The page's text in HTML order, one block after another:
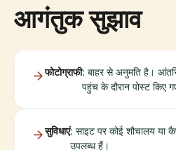
आगंतुक सुझाव
फोटोग्राफी: बाहर से अनुमति है।
पहुंच के दौरान पोस्ट किए
सुविधाएं: साइट पर कोई शौचालय या
उपलब्ध हैं।